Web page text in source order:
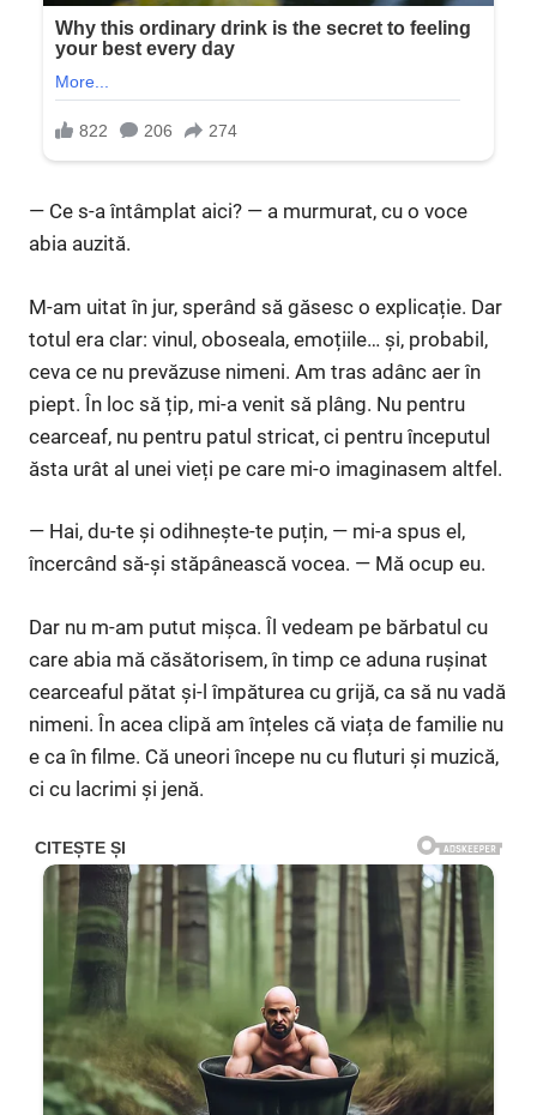
— Ce s-a întâmplat aici? — a murmurat, cu o voce
abia auzită.
M-am uitat în jur, sperând să găsesc o explicație. Dar
totul era clar: vinul, oboseala, emoțiile… și, probabil,
ceva ce nu prevăzuse nimeni. Am tras adânc aer în
piept. În loc să țip, mi-a venit să plâng. Nu pentru
cearceaf, nu pentru patul stricat, ci pentru începutul
ăsta urât al unei vieți pe care mi-o imaginasem altfel.
— Hai, du-te și odihnește-te puțin, — mi-a spus el,
încercând să-și stăpânească vocea. — Mă ocup eu.
Dar nu m-am putut mișca. Îl vedeam pe bărbatul cu
care abia mă căsătorisem, în timp ce aduna rușinat
cearceaful pătat și-l împăturea cu grijă, ca să nu vadă
nimeni. În acea clipă am înțeles că viața de familie nu
e ca în filme. Că uneori începe nu cu fluturi și muzică,
ci cu lacrimi și jenă.